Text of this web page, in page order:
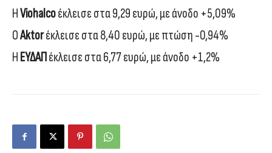
ΗViohalcoέκλεισε στα 9,29 ευρώ, με άνοδο +5,09%
ΟAktorέκλεισε στα 8,40 ευρώ, με πτώση -0,94%
Η ΕΥΔΑΠέκλεισε στα 6,77 ευρώ, με άνοδο +1,2%